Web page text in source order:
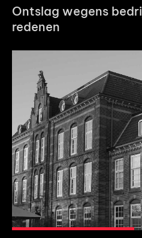
Ontslag wegens
redenen